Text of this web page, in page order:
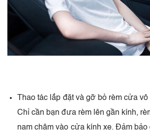
Thao tác lắp đặt và gỡ bỏ rèm cửa
Chỉ cần bạn đưa rèm lên gần kính,
nam châm vào cửa kính xe. Đảm bảo